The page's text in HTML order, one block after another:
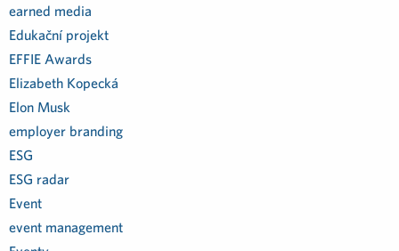
earned media
Edukační projekt
EFFIE Awards
Elizabeth Kopecká
Elon Musk
employer branding
ESG
ESG radar
Event
event management